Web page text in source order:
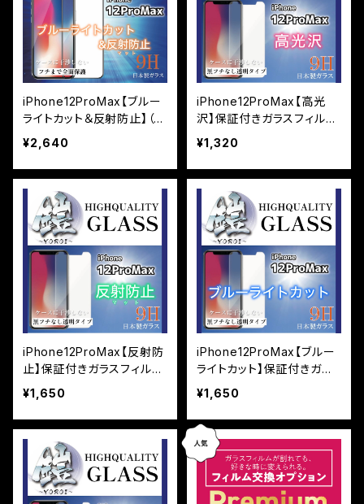
iPhone12ProMax【ブルー
ライトカット＆反射防止】（マ
ット）保証付きガラスフィル
ム『鎧』全面フルカバー
¥2,640
iPhone12ProMax【高光
沢】保証付きガラスフィルム
『鎧』平面タイプ
¥1,320
iPhone12ProMax【反射防
止】保証付きガラスフィルム
『鎧』平面タイプ
¥1,650
iPhone12ProMax【ブルー
ライトカット】保証付きガラ
スフィルム『鎧』平面タイプ
¥1,650